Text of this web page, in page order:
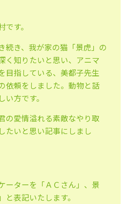
す。
続き、我が家の猫「景虎」の
く知りたいと思い、アニマ
目指している、美都子先生
依頼をしました。動物と話
方です。
の愛情溢れる素敵なやり取
たいと思い記事にしまし
ーターを「ＡＣさん」、景
表記いたします。